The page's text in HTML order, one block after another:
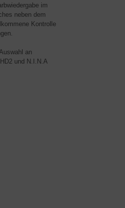
im
neben dem
Kontrolle
an
und N.I.N.A